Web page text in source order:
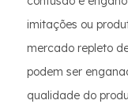
imitações ou
mercado repleto
podem ser
qualidade do